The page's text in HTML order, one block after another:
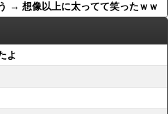
→ 想像以上に太ってて笑ったｗｗ
よ